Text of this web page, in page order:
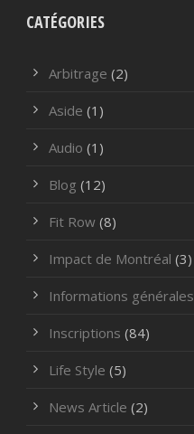
CATÉGORIES
Arbitrage (2)
Aside (1)
Audio (1)
Blog (12)
Fit Row (8)
Impact de Montréal (3)
Informations générales
Inscriptions (84)
Life Style (5)
News Article (2)